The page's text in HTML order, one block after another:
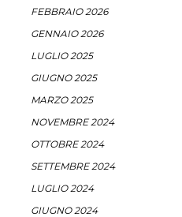
FEBBRAIO 2026
GENNAIO 2026
LUGLIO 2025
GIUGNO 2025
MARZO 2025
NOVEMBRE 2024
OTTOBRE 2024
SETTEMBRE 2024
LUGLIO 2024
GIUGNO 2024